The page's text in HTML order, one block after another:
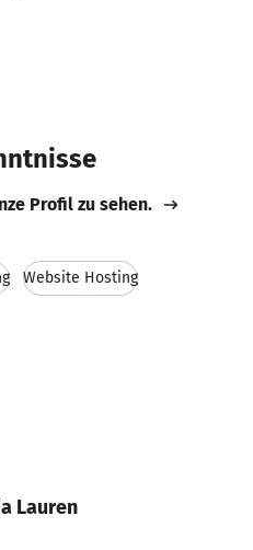
Profil zu sehen.
Website Hosting
Lauren